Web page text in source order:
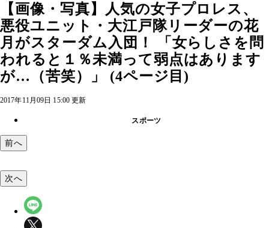
【画像・写真】人気の女子プロレス、
悪役ユニット・大江戸隊リーダーの花
月がスターダム入団！ 「女らしさを問
われると１％未満って弱点はあります
が…（苦笑）」 (4ページ目)
2017年11月09日 15:00 更新
スポーツ
前へ
次へ